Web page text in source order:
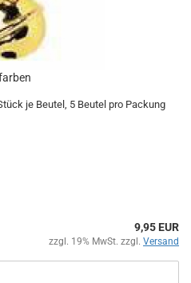
je Beutel, 5 Beutel pro Packung
9,95 EUR
zzgl. 19% MwSt. zzgl. Versand